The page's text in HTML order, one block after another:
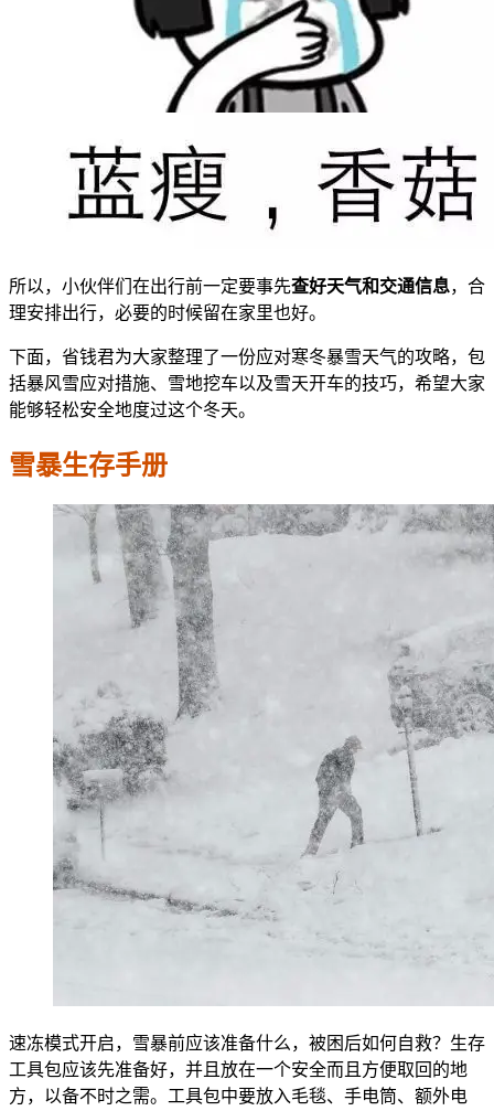
所以，小伙伴们在出行前一定要事先查好天气和交通信息，合
理安排出行，必要的时候留在家里也好。
下面，省钱君为大家整理了一份应对寒冬暴雪天气的攻略，包
括暴风雪应对措施、雪地挖车以及雪天开车的技巧，希望大家
能够轻松安全地度过这个冬天。
雪暴生存手册
速冻模式开启，雪暴前应该准备什么，被困后如何自救？生存
工具包应该先准备好，并且放在一个安全而且方便取回的地
方，以备不时之需。工具包中要放入毛毯、手电筒、额外电